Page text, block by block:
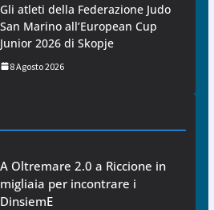
Gli atleti della Federazione Judo
San Marino all’European Cup
Junior 2026 di Skopje
8 Agosto 2026
A Oltremare 2.0 a Riccione in
migliaia per incontrare i
DinsiemE